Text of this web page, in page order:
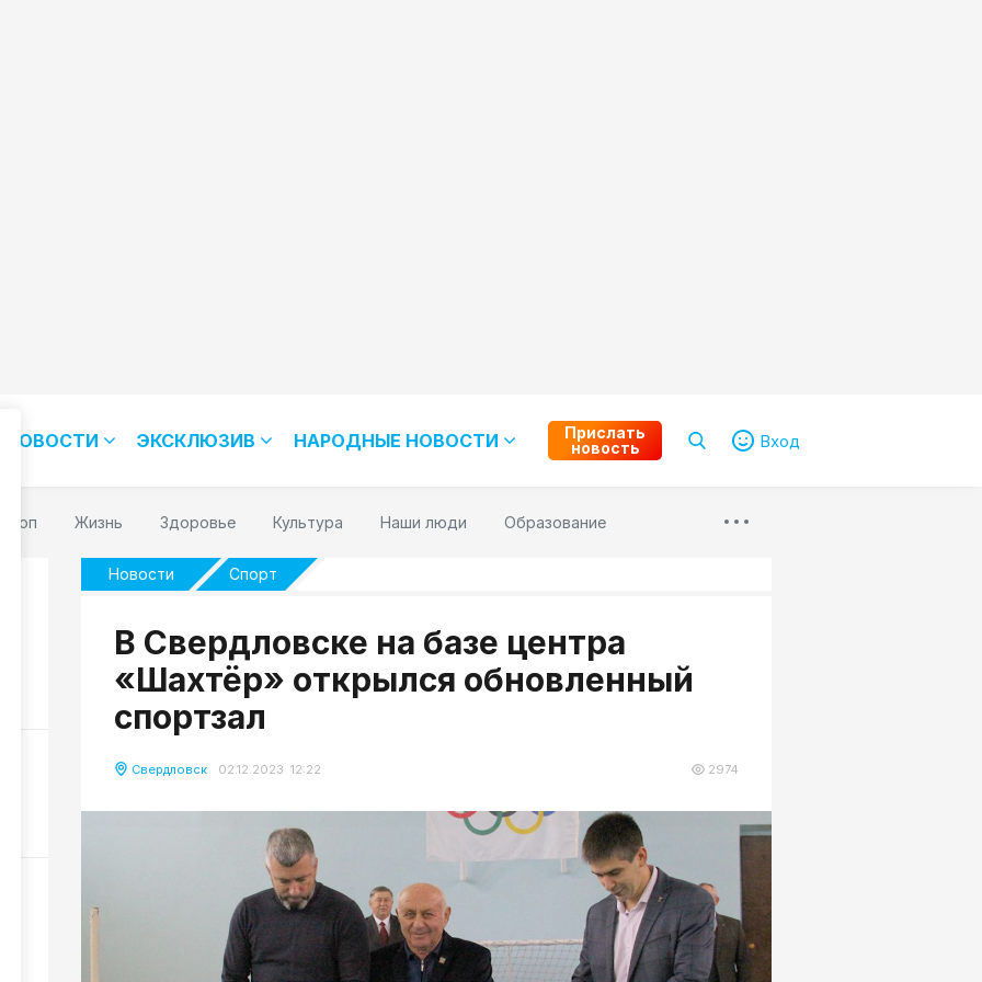
НОВОСТИ ЭКСКЛЮЗИВ НАРОДНЫЕ НОВОСТИ
Прислать
новость
Вход
Жизнь Здоровье Культура Наши люди Образование
Новости Спорт
В Свердловске на базе центра
«Шахтёр» открылся обновленный
спортзал
Свердловск 02.12.2023 12:22 2974